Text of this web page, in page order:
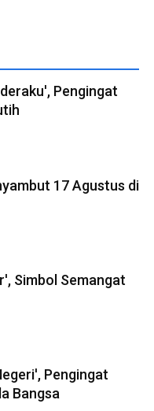
Pengingat
17 Agustus di
Simbol Semangat
Pengingat
Bangsa